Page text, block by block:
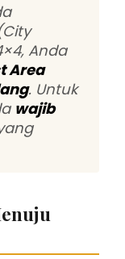
Anda
Area
. Untuk
wajib